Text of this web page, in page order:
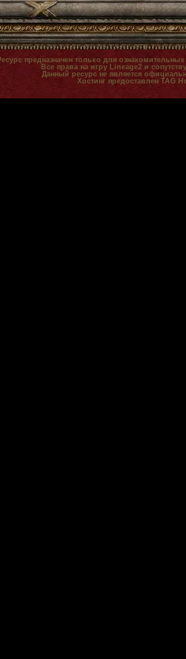
предназначен только для
Все права на игру Lineage2 и
Данный ресурс не является
Хостинг предоставлен TAG